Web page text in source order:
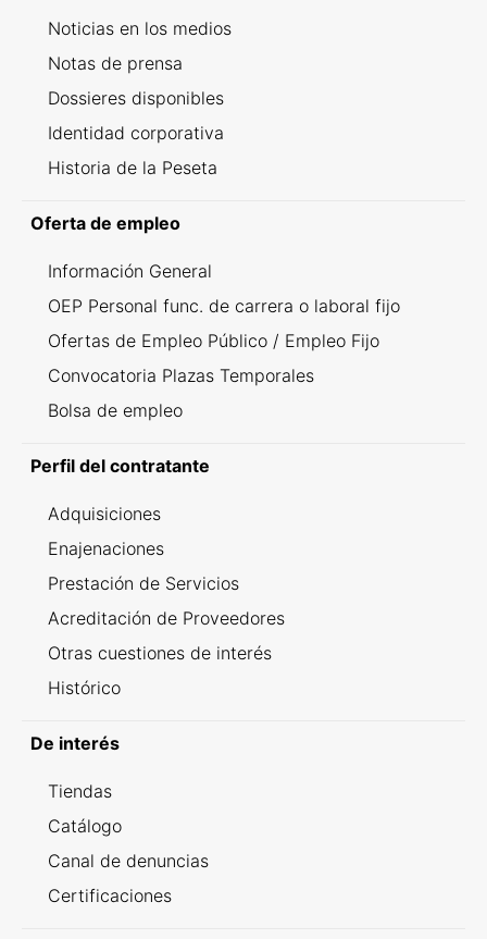
Noticias en los medios
Notas de prensa
Dossieres disponibles
Identidad corporativa
Historia de la Peseta
Oferta de empleo
Información General
OEP Personal func. de carrera o laboral fijo
Ofertas de Empleo Público / Empleo Fijo
Convocatoria Plazas Temporales
Bolsa de empleo
Perfil del contratante
Adquisiciones
Enajenaciones
Prestación de Servicios
Acreditación de Proveedores
Otras cuestiones de interés
Histórico
De interés
Tiendas
Catálogo
Canal de denuncias
Certificaciones